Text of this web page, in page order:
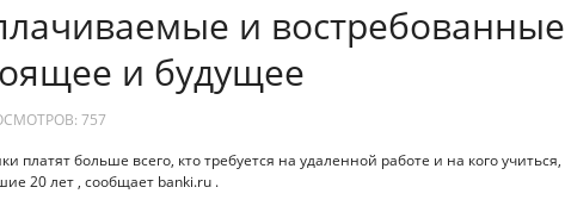
и востребованные
и будущее
757
платят больше всего, кто требуется на удаленной работе и на кого учиться,
20 лет , сообщает banki.ru .